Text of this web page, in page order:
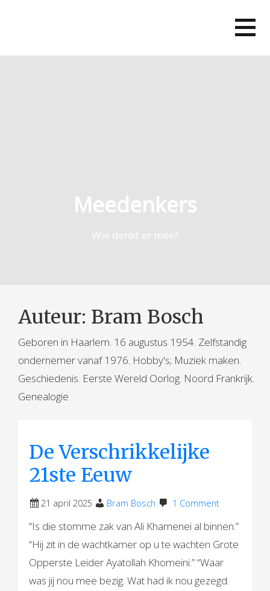
Meedenkers
Wie denkt er mee?
Auteur: Bram Bosch
Geboren in Haarlem. 16 augustus 1954. Zelfstandig
ondernemer vanaf 1976. Hobby's; Muziek maken.
Geschiedenis. Eerste Wereld Oorlog. Noord Frankrijk.
Genealogie
De Verschrikkelijke
21ste Eeuw
21 april 2025 Bram Bosch 1 Comment
“Is die stomme zak van Ali Khamenei al binnen.”
“Hij zit in de wachtkamer op u te wachten Grote
Opperste Leider Ayatollah Khomeini.” “Waar
was jij nou mee bezig. Wat had ik nou gezegd.